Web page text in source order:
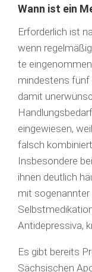
Wann ist ein
Erforderlich ist
wenn
te
mindestens fünf
damit
eingewiesen,
falsch
Insbesondere
ihnen deutlich
mit
Antidepressiva,
Es gibt bereits
Sächsischen